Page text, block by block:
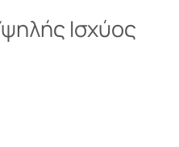
Ισχύος